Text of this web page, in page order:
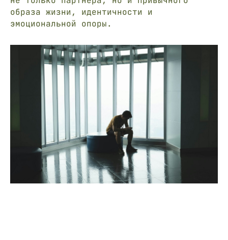
образа жизни, идентичности и
эмоциональной опоры.